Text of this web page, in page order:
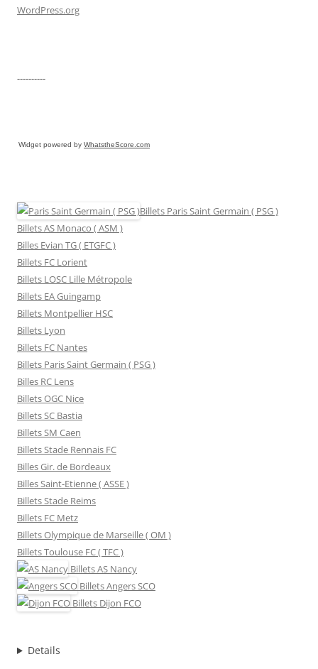
WordPress.org
----------
Widget powered by WhatstheScore.com
Billets Paris Saint Germain ( PSG )
Billets AS Monaco ( ASM )
Billes Evian TG ( ETGFC )
Billets FC Lorient
Billets LOSC Lille Métropole
Billets EA Guingamp
Billets Montpellier HSC
Billets Lyon
Billets FC Nantes
Billets Paris Saint Germain ( PSG )
Billes RC Lens
Billets OGC Nice
Billets SC Bastia
Billets SM Caen
Billets Stade Rennais FC
Billes Gir. de Bordeaux
Billes Saint-Etienne ( ASSE )
Billets Stade Reims
Billets FC Metz
Billets Olympique de Marseille ( OM )
Billets Toulouse FC ( TFC )
BilletsAS Nancy
BilletsAngers SCO
Billets Dijon FCO
Details